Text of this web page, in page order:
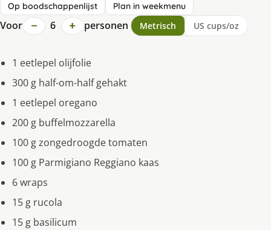
Op boodschappenlijst Plan in weekmenu
Voor − 6 + personen Metrisch US cups/oz
1 eetlepel olijfolie
300 g half-om-half gehakt
1 eetlepel oregano
200 g buffelmozzarella
100 g zongedroogde tomaten
100 g Parmigiano Reggiano kaas
6 wraps
15 g rucola
15 g basilicum